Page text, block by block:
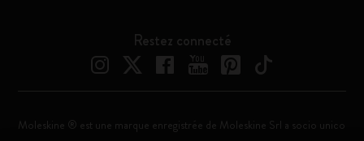
Restez connecté
Moleskine ® est une marque enregistrée de Moleskine Srl a socio unico